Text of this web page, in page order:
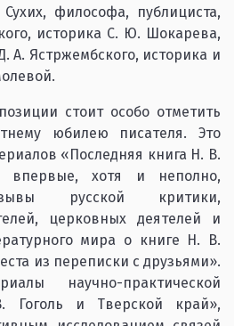
философа, публициста,
историка С. Ю. Шокарева,
А. Ястржембского, историка и
стоит особо отметить
юбилею писателя. Это
«Последняя книга Н. В.
впервые, хотя и неполно,
русской критики,
церковных деятелей и
мира о книге Н. В.
из переписки с друзьями».
научно-практической
Гоголь и Тверской край»,